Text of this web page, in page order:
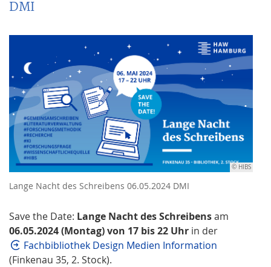
DMI
© HIBS
Lange Nacht des Schreibens 06.05.2024 DMI
Save the Date: Lange Nacht des Schreibensam
06.05.2024 (Montag) von 17 bis 22 Uhr in der
Fachbibliothek Design Medien Information
(Finkenau 35, 2. Stock).